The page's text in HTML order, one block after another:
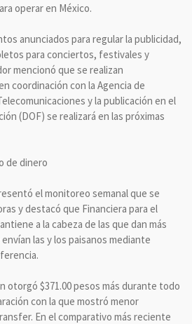
operar en México.
anunciados para regular la publicidad,
para conciertos, festivales y
mencionó que se realizan
coordinación con la Agencia de
y la publicación en el
(DOF) se realizará en las próximas
de dinero
el monitoreo semanal que se
y destacó que Financiera para el
a la cabeza de las que dan más
las y los paisanos mediante
otorgó $371.00 pesos más durante todo
con la que mostró menor
En el comparativo más reciente